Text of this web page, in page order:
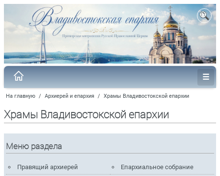
На главную / Архиерей и епархия / Храмы Владивостокской епархии
Храмы Владивостокской епархии
Меню раздела
Правящий архиерей
Епархиальное собрание